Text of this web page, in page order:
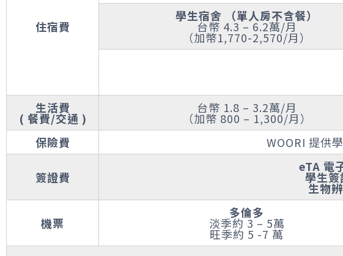
住宿費
學生宿舍 （單人房不含餐）
台幣 4.3 – 6.2萬/月
（加幣1,770-2,570/月）
生活費
( 餐費/交通 )
台幣 1.8 – 3.2萬/月
（加幣 800 – 1,300/月）
保險費
WOORI 提供
簽證費
eTA 電
學生
生物
機票
多倫多
淡季約 3 – 5萬
旺季約 5 -7 萬